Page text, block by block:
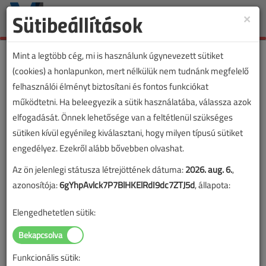
Toggle
×
Sütibeállítások
Mint a legtöbb cég, mi is használunk úgynevezett sütiket
(cookies) a honlapunkon, mert nélkülük nem tudnánk megfelelő
felhasználói élményt biztosítani és fontos funkciókat
működtetni. Ha beleegyezik a sütik használatába, válassza azok
elfogadását. Önnek lehetősége van a feltétlenül szükséges
sütiken kívül egyénileg kiválasztani, hogy milyen típusú sütiket
engedélyez. Ezekről alább bővebben olvashat.
Az ön jelenlegi státusza létrejöttének dátuma:2026. aug. 6.,
azonosítója:6gYhpAvlck7P7BlHKElRdI9dc7ZTJ5d, állapota:
Elengedhetetlen sütik:
Funkcionális sütik: